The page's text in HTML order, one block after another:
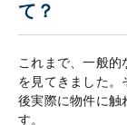
て？
これまで、一般
を見てきました
後実際に物件に触
す。